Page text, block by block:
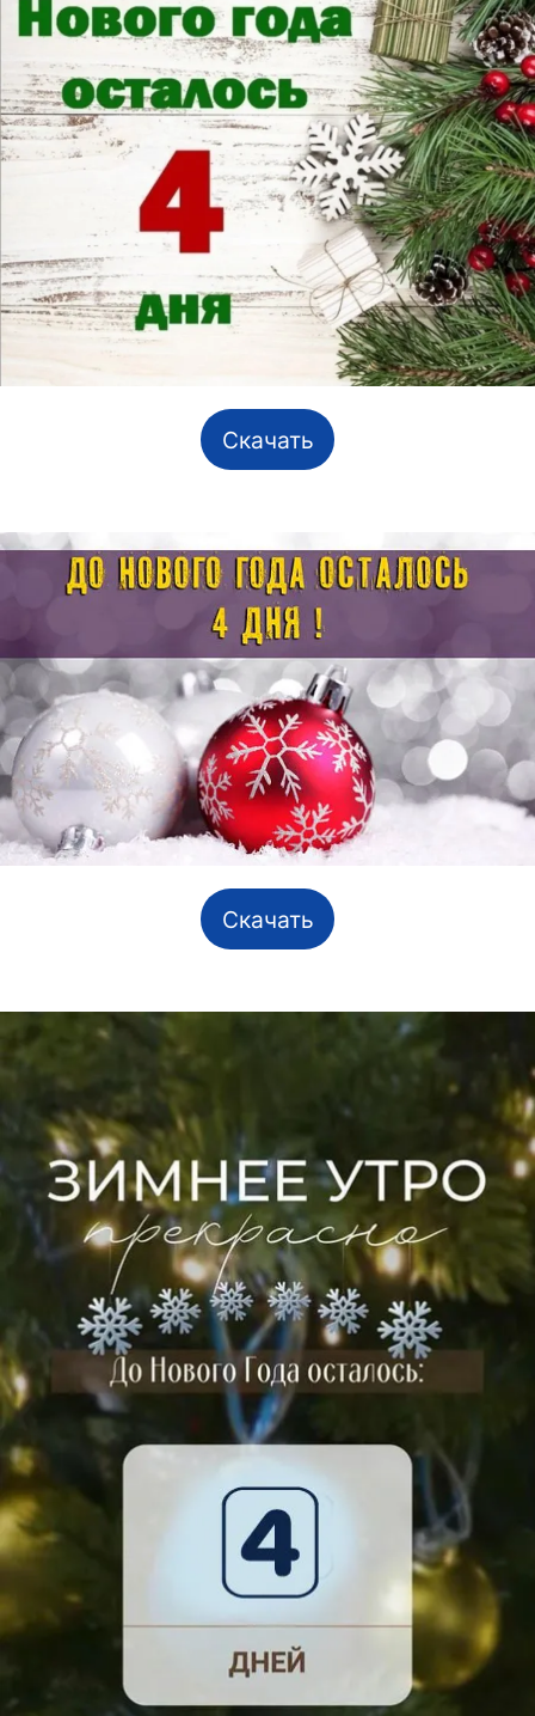
Скачать
Скачать